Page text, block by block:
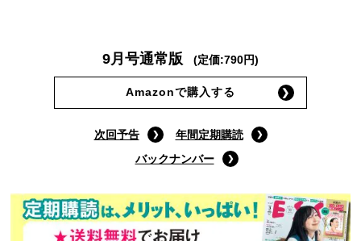
9月号通常版
Amazonで購入する
次回予告
年間定期購読
バックナンバー